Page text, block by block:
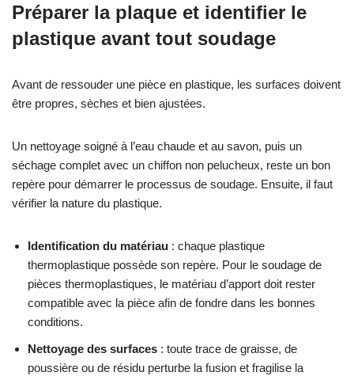
Préparer la plaque et identifier le
plastique avant tout soudage
Avant de ressouder une pièce en plastique, les surfaces doivent
être propres, sèches et bien ajustées.
Un nettoyage soigné à l’eau chaude et au savon, puis un
séchage complet avec un chiffon non pelucheux, reste un bon
repère pour démarrer le processus de soudage. Ensuite, il faut
vérifier la nature du plastique.
Identification du matériau : chaque plastique
thermoplastique possède son repère. Pour le soudage de
pièces thermoplastiques, le matériau d’apport doit rester
compatible avec la pièce afin de fondre dans les bonnes
conditions.
Nettoyage des surfaces : toute trace de graisse, de
poussière ou de résidu perturbe la fusion et fragilise la